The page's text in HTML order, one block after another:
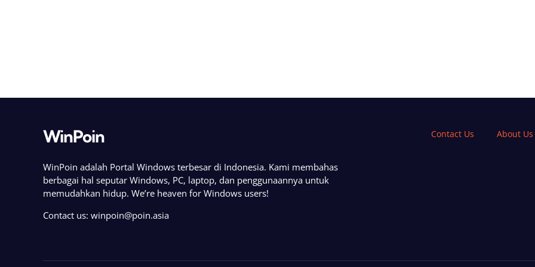
WinPoin
WinPoin adalah Portal Windows terbesar di Indonesia. Kami membahas
berbagai hal seputar Windows, PC, laptop, dan penggunaannya untuk
memudahkan hidup. We’re heaven for Windows users!
Contact us: winpoin@poin.asia
Contact Us About Us